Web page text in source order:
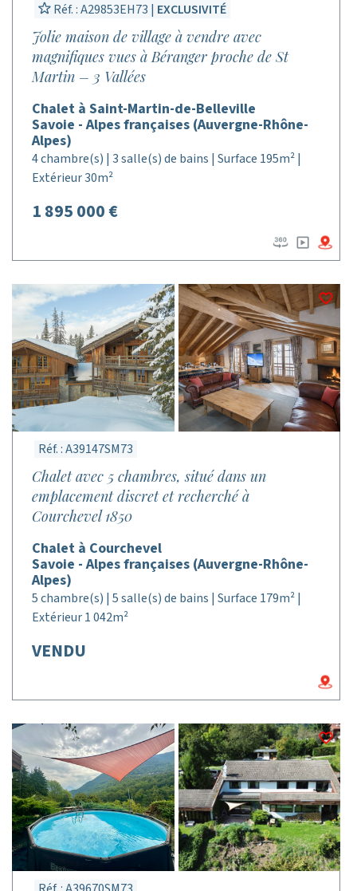
Réf. : A29853EH73 | EXCLUSIVITÉ
Jolie maison de village à vendre avec
magnifiques vues à Béranger proche de St
Martin – 3 Vallées
Chalet à Saint-Martin-de-Belleville
Savoie - Alpes françaises (Auvergne-Rhône-
Alpes)
4 chambre(s) | 3 salle(s) de bains | Surface 195m² |
Extérieur 30m²
1 895 000 €
Réf. : A39147SM73
Chalet avec 5 chambres, situé dans un
emplacement discret et recherché à
Courchevel 1850
Chalet à Courchevel
Savoie - Alpes françaises (Auvergne-Rhône-
Alpes)
5 chambre(s) | 5 salle(s) de bains | Surface 179m² |
Extérieur 1 042m²
VENDU